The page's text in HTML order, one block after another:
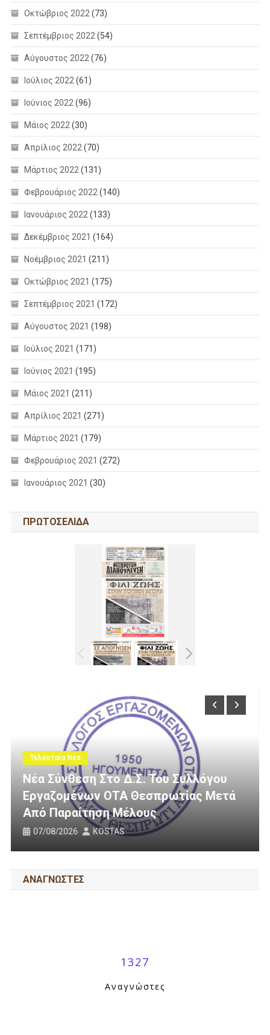
Οκτώβριος 2022 (73)
Σεπτέμβριος 2022 (54)
Αύγουστος 2022 (76)
Ιούλιος 2022 (61)
Ιούνιος 2022 (96)
Μάιος 2022 (30)
Απρίλιος 2022 (70)
Μάρτιος 2022 (131)
Φεβρουάριος 2022 (140)
Ιανουάριος 2022 (133)
Δεκέμβριος 2021 (164)
Νοέμβριος 2021 (211)
Οκτώβριος 2021 (175)
Σεπτέμβριος 2021 (172)
Αύγουστος 2021 (198)
Ιούλιος 2021 (171)
Ιούνιος 2021 (195)
Μάιος 2021 (211)
Απρίλιος 2021 (271)
Μάρτιος 2021 (179)
Φεβρουάριος 2021 (272)
Ιανουάριος 2021 (30)
ΠΡΩΤΟΣΕΛΙΔΑ
Μετά
Τελευταία Νέα
3 Εκατομμύρια Ευρώ Για
Οδοποιία Στον Δήμο
31/07/2026
ΑΝΑΓΝΩΣΤΕΣ
1327
Αναγνώστες